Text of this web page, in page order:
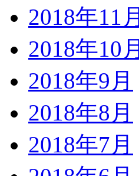
2018年11月
2018年10月
2018年9月
2018年8月
2018年7月